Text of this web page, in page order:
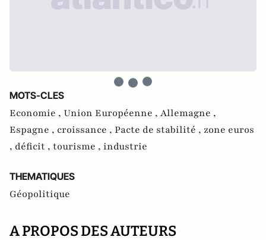
MOTS-CLES
Economie , Union Européenne , Allemagne ,
Espagne , croissance , Pacte de stabilité , zone euros
, déficit , tourisme , industrie
THEMATIQUES
Géopolitique
A PROPOS DES AUTEURS